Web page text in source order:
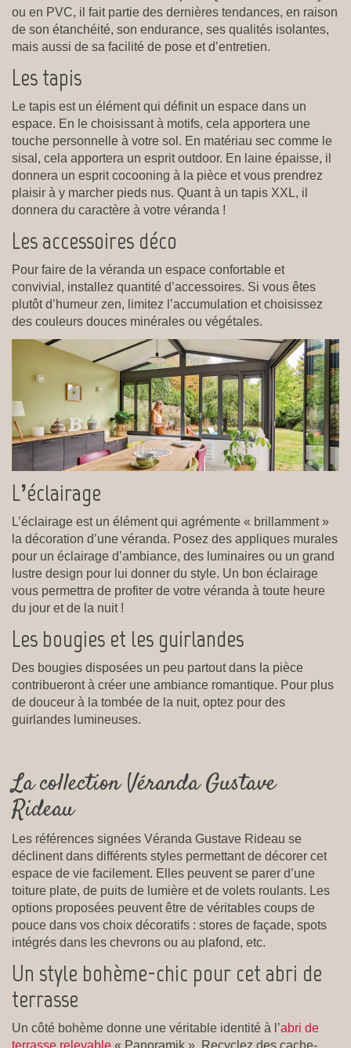
ou en PVC, il fait partie des dernières tendances, en raison
de son étanchéité, son endurance, ses qualités isolantes,
mais aussi de sa facilité de pose et d’entretien.
Les tapis
Le tapis est un élément qui définit un espace dans un
espace. En le choisissant à motifs, cela apportera une
touche personnelle à votre sol. En matériau sec comme le
sisal, cela apportera un esprit outdoor. En laine épaisse, il
donnera un esprit cocooning à la pièce et vous prendrez
plaisir à y marcher pieds nus. Quant à un tapis XXL, il
donnera du caractère à votre véranda !
Les accessoires déco
Pour faire de la véranda un espace confortable et
convivial, installez quantité d’accessoires. Si vous êtes
plutôt d’humeur zen, limitez l’accumulation et choisissez
des couleurs douces minérales ou végétales.
L’éclairage
L’éclairage est un élément qui agrémente « brillamment »
la décoration d’une véranda. Posez des appliques murales
pour un éclairage d’ambiance, des luminaires ou un grand
lustre design pour lui donner du style. Un bon éclairage
vous permettra de profiter de votre véranda à toute heure
du jour et de la nuit !
Les bougies et les guirlandes
Des bougies disposées un peu partout dans la pièce
contribueront à créer une ambiance romantique. Pour plus
de douceur à la tombée de la nuit, optez pour des
guirlandes lumineuses.
La collection Véranda Gustave
Rideau
Les références signées Véranda Gustave Rideau se
déclinent dans différents styles permettant de décorer cet
espace de vie facilement. Elles peuvent se parer d’une
toiture plate, de puits de lumière et de volets roulants. Les
options proposées peuvent être de véritables coups de
pouce dans vos choix décoratifs : stores de façade, spots
intégrés dans les chevrons ou au plafond, etc.
Un style bohème-chic pour cet abri de
terrasse
Un côté bohème donne une véritable identité à l’abri de
terrasse relevable « Panoramik ». Recyclez des cache-